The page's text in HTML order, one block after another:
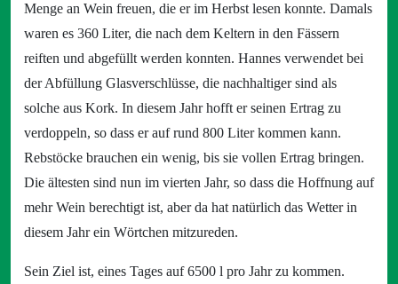
Menge an Wein freuen, die er im Herbst lesen konnte. Damals
waren es 360 Liter, die nach dem Keltern in den Fässern
reiften und abgefüllt werden konnten. Hannes verwendet bei
der Abfüllung Glasverschlüsse, die nachhaltiger sind als
solche aus Kork. In diesem Jahr hofft er seinen Ertrag zu
verdoppeln, so dass er auf rund 800 Liter kommen kann.
Rebstöcke brauchen ein wenig, bis sie vollen Ertrag bringen.
Die ältesten sind nun im vierten Jahr, so dass die Hoffnung auf
mehr Wein berechtigt ist, aber da hat natürlich das Wetter in
diesem Jahr ein Wörtchen mitzureden.
Sein Ziel ist, eines Tages auf 6500 l pro Jahr zu kommen.